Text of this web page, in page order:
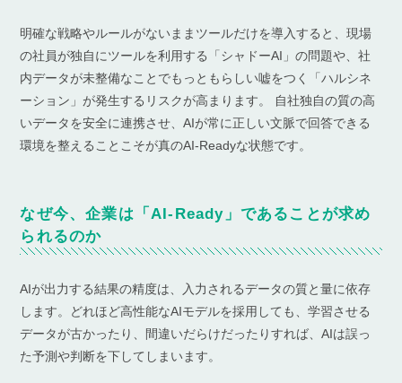
明確な戦略やルールがないままツールだけを導入すると、現場
の社員が独自にツールを利用する「シャドーAI」の問題や、社
内データが未整備なことでもっともらしい嘘をつく「ハルシネ
ーション」が発生するリスクが高まります。 自社独自の質の高
いデータを安全に連携させ、AIが常に正しい文脈で回答できる
環境を整えることこそが真のAI-Readyな状態です。
なぜ今、企業は「AI-Ready」であることが求め
られるのか
AIが出力する結果の精度は、入力されるデータの質と量に依存
します。どれほど高性能なAIモデルを採用しても、学習させる
データが古かったり、間違いだらけだったりすれば、AIは誤っ
た予測や判断を下してしまいます。